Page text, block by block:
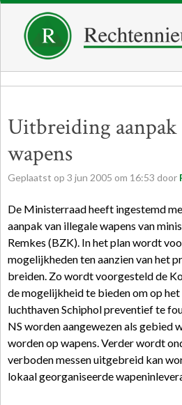
Uitbreiding aanpak
wapens
Geplaatst op 3 jun 2005 om 16:53 door
De Ministerraad heeft ingestemd
aanpak van illegale wapens van
Remkes (BZK). In het plan wordt
mogelijkheden ten aanzien van het
breiden. Zo wordt voorgesteld de
de mogelijkheid te bieden om op het
luchthaven Schiphol preventief te
NS worden aangewezen als gebied
worden op wapens. Verder wordt
verboden messen uitgebreid kan
lokaal georganiseerde